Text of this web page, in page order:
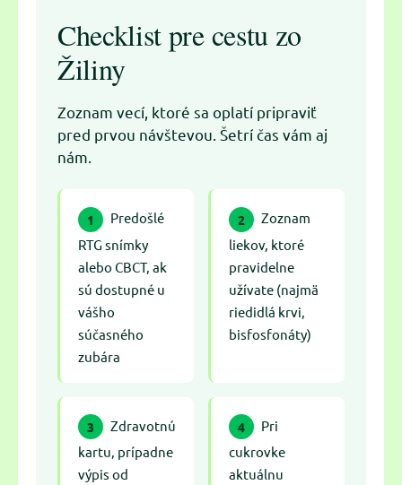
Checklist pre cestu zo
Žiliny
Zoznam vecí, ktoré sa oplatí pripraviť
pred prvou návštevou. Šetrí čas vám aj
nám.
1
Predošlé
RTG snímky
alebo CBCT, ak
sú dostupné u
vášho
súčasného
zubára
2
Zoznam
liekov, ktoré
pravidelne
užívate (najmä
riedidlá krvi,
bisfosfonáty)
3
Zdravotnú
kartu, prípadne
výpis od
4
Pri
cukrovke
aktuálnu